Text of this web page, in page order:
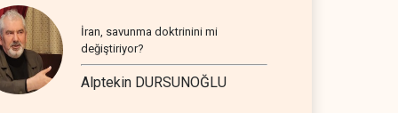
İran, savunma doktrinini mi
değiştiriyor?
Alptekin DURSUNOĞLU